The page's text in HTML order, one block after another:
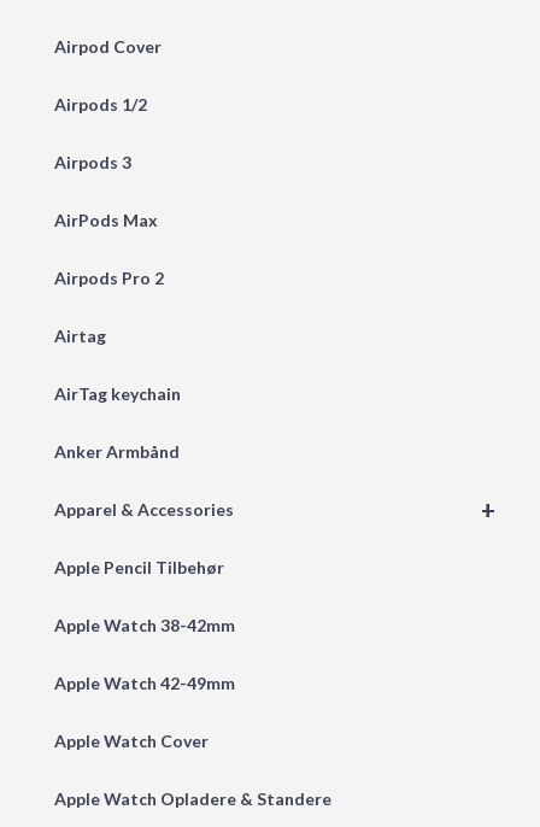
Airpod Cover
Airpods 1/2
Airpods 3
AirPods Max
Airpods Pro 2
Airtag
AirTag keychain
Anker Armbånd
+
Apparel & Accessories
Apple Pencil Tilbehør
Apple Watch 38-42mm
Apple Watch 42-49mm
Apple Watch Cover
Apple Watch Opladere & Standere